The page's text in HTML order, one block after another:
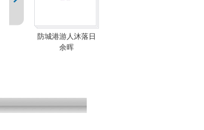
防城港游人沐落日
余晖